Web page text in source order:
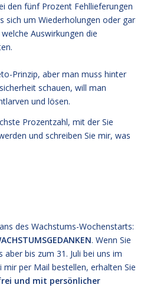
den fünf Prozent Fehllieferungen
sich um Wiederholungen oder gar
Auswirkungen die
Prinzip, aber man muss hinter
schauen, will man
und lösen.
Prozentzahl, mit der Sie
und schreiben Sie mir, was
des Wachstums-Wochenstarts:
. Wenn Sie
aber bis zum 31. Juli bei uns im
mir per Mail bestellen, erhalten Sie
und mit persönlicher